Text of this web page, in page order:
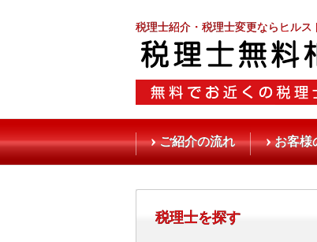
税理士紹介・税理士変更ならヒルス
ご紹介の流れ お客様
税理士を探す